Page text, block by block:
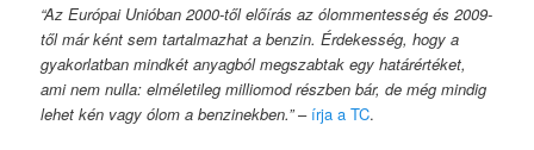
“Az Európai Unióban 2000-től előírás az ólommentesség és 2009-
től már ként sem tartalmazhat a benzin. Érdekesség, hogy a
gyakorlatban mindkét anyagból megszabtak egy határértéket,
ami nem nulla: elméletileg milliomod részben bár, de még mindig
lehet kén vagy ólom a benzinekben.”– írja a TC.